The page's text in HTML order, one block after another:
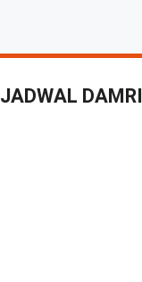
JADWAL DAMRI